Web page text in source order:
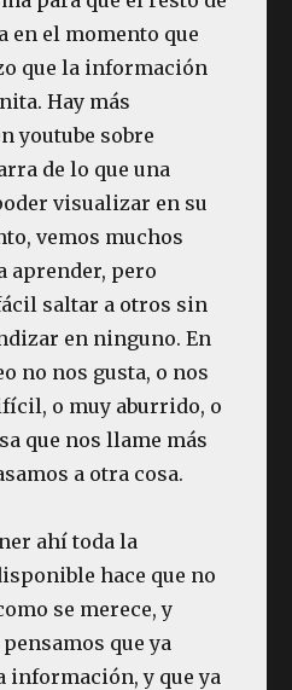
en el momento que
que la información
Hay más
youtube sobre
de lo que una
visualizar en su
vemos muchos
aprender, pero
saltar a otros sin
en ninguno. En
no nos gusta, o nos
o muy aburrido, o
que nos llame más
a otra cosa.
ahí toda la
hace que no
se merece, y
que ya
información, y que ya